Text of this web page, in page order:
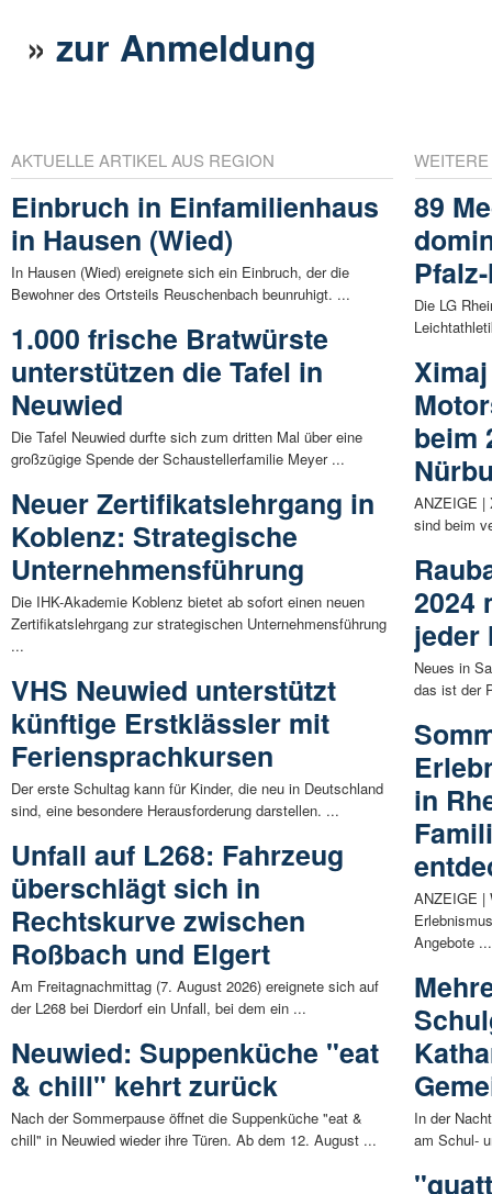
»zur Anmeldung
AKTUELLE ARTIKEL AUS REGION
Einbruch in Einfamilienhaus
in Hausen (Wied)
In Hausen (Wied) ereignete sich ein Einbruch, der die
Bewohner des Ortsteils Reuschenbach beunruhigt. ...
1.000 frische Bratwürste
unterstützen die Tafel in
Neuwied
Die Tafel Neuwied durfte sich zum dritten Mal über eine
großzügige Spende der Schaustellerfamilie Meyer ...
Neuer Zertifikatslehrgang in
Koblenz: Strategische
Unternehmensführung
Die IHK-Akademie Koblenz bietet ab sofort einen neuen
Zertifikatslehrgang zur strategischen Unternehmensführung
...
VHS Neuwied unterstützt
künftige Erstklässler mit
Feriensprachkursen
Der erste Schultag kann für Kinder, die neu in Deutschland
sind, eine besondere Herausforderung darstellen. ...
Unfall auf L268: Fahrzeug
überschlägt sich in
Rechtskurve zwischen
Roßbach und Elgert
Am Freitagnachmittag (7. August 2026) ereignete sich auf
der L268 bei Dierdorf ein Unfall, bei dem ein ...
Neuwied: Suppenküche "eat
& chill" kehrt zurück
Nach der Sommerpause öffnet die Suppenküche "eat &
chill" in Neuwied wieder ihre Türen. Ab dem 12. August ...
89
Die LG
beim
ANZEIGE |
sind beim
2024
jeder
Neues in
das ist der
in
ANZEIGE |
Angebote ...
In der
am Schul-